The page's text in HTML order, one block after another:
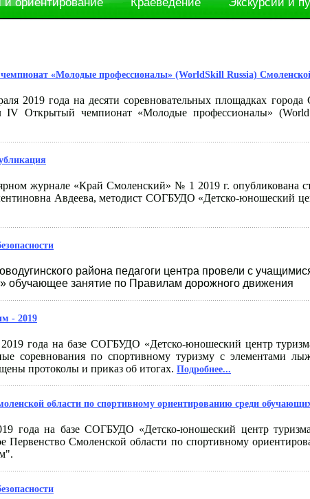
«Молодые профессионалы» (WorldSkill Russia)
2019 года на десяти соревновательных площадках
IV Открытый чемпионат «Молодые профессионалы»
журнале «Край Смоленский» № 1 2019 г. опубликована
Авдеева, методист СОГБУДО «Детско-юношеский
района педагоги центра провели с
обучающее занятие по Правилам дорожного движения
- 2019
года на базе СОГБУДО «Детско-юношеский центр
соревнования по спортивному туризму с элементами
протоколы и приказ об итогах. Подробнее...
области по спортивному ориентированию среди
года на базе СОГБУДО «Детско-юношеский центр
Первенство Смоленской области по спортивному